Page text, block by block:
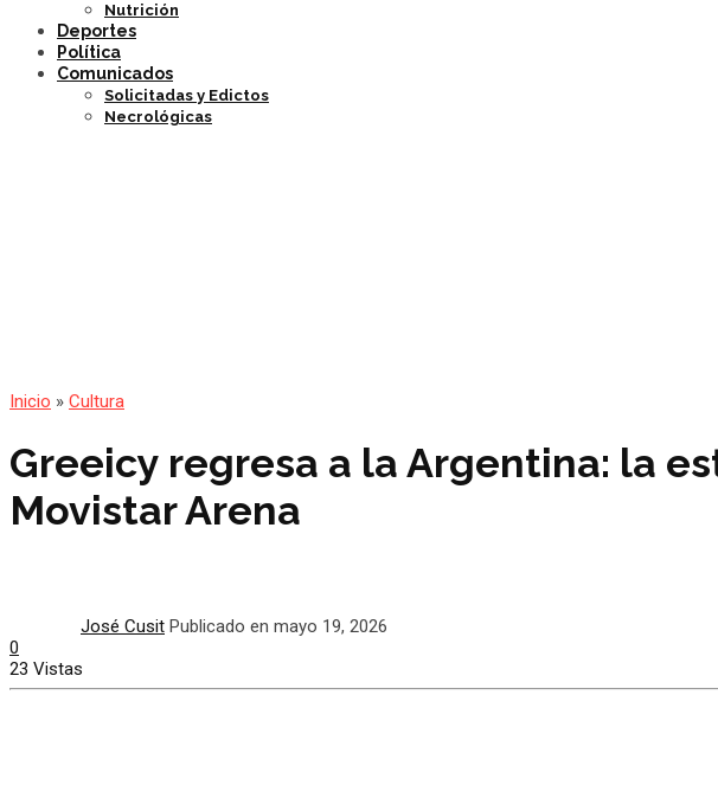
Nutrición
Deportes
Política
Comunicados
Solicitadas y Edictos
Necrológicas
Inicio » Cultura
Greeicy regresa a la Argentina: la
Movistar Arena
José Cusit Publicado en mayo 19, 2026
0
23 Vistas